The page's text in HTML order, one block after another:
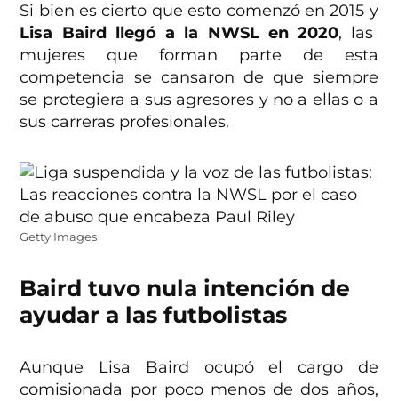
Si bien es cierto que esto comenzó en 2015 y
Lisa Baird llegó a la NWSL en 2020, las
mujeres que forman parte de esta
competencia se cansaron de que siempre
se protegiera a sus agresores y no a ellas o a
sus carreras profesionales.
Getty Images
Baird tuvo nula intención de
ayudar a las futbolistas
Aunque Lisa Baird ocupó el cargo de
comisionada por poco menos de dos años,